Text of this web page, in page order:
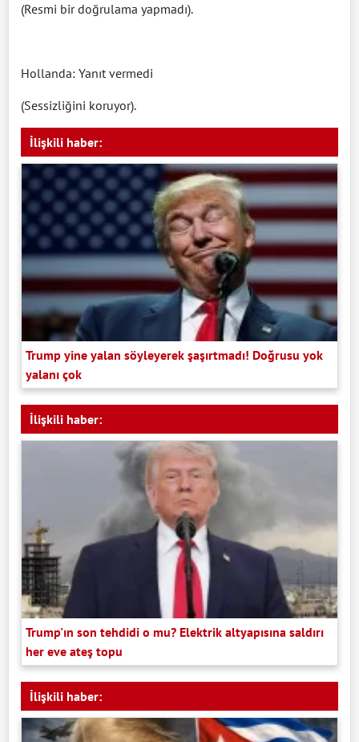
(Resmi bir doğrulama yapmadı).
Hollanda: Yanıt vermedi
(Sessizliğini koruyor).
İlişkili haber:
Trump yine yalan söyleyerek şaşırtmadı! Doğrusu yok
yalanı çok
İlişkili haber:
Trump'ın son tehdidi o mu? Elektrik altyapısına saldırı
her eve ateş topu
İlişkili haber: